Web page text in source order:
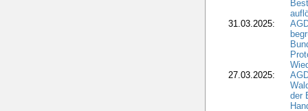
31.03.2025:
27.03.2025:
der